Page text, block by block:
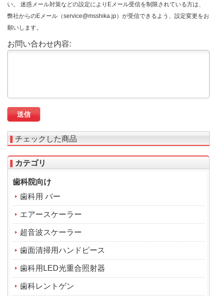
い。 迷惑メール対策などの設定によりEメール受信を制限されている方は、
弊社からのEメール（service@msshika.jp）が受信できるよう、設定変更をお
願いします。
お問い合わせ内容:
チェックした商品
カテゴリ
歯科院向け
歯科用 バー
エアースケーラー
超音波スケーラー
歯面清掃用ハンドピース
歯科用LED光重合照射器
歯科レントゲン